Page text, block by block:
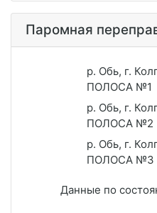
Паромная
р. Обь, г.
ПОЛОСА №1
р. Обь, г.
ПОЛОСА №2
р. Обь, г.
ПОЛОСА №3
Данные по